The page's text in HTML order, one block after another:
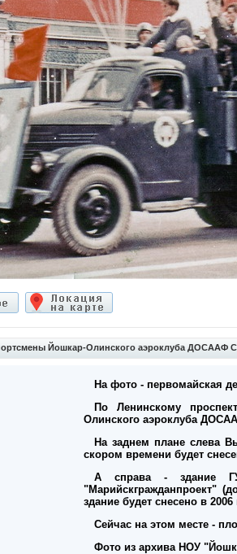
Йошкар-Олинского аэроклуба ДОСААФ
На фото - первомайская
По Ленинскому
Олинского аэроклуба
На заднем плане слева
скором времени будет
А справа - здание
"Марийскгражданпроект"
здание будет снесено в 2006
Сейчас на этом месте -
Фото из архива НОУ